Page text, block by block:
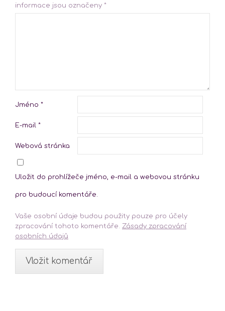
informace jsou označeny *
Jméno *
E-mail *
Webová stránka
Uložit do prohlížeče jméno, e-mail a webovou stránku
pro budoucí komentáře.
Vaše osobní údaje budou použity pouze pro účely
zpracování tohoto komentáře. Zásady zpracování
osobních údajů